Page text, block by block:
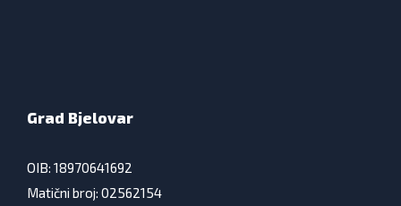
Grad Bjelovar
OIB: 18970641692
Matični broj: 02562154